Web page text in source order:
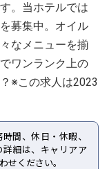
。当ホテルでは
募集中。オイル
なメニューを揃
ワンランク上の
※この求人は2023
間、休日・休暇、
細は、キャリアア
せください。